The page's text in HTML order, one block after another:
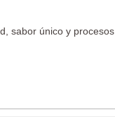
sabor único y procesos